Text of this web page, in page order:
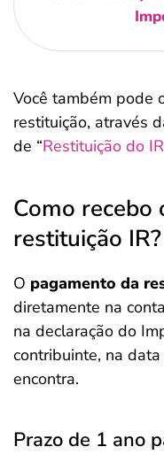
Você também pode
restituição, através
de “Restituição do IR
Como recebo
restituição IR?
O pagamento da
diretamente na
na declaração do
contribuinte, na
encontra.
Prazo de 1 ano